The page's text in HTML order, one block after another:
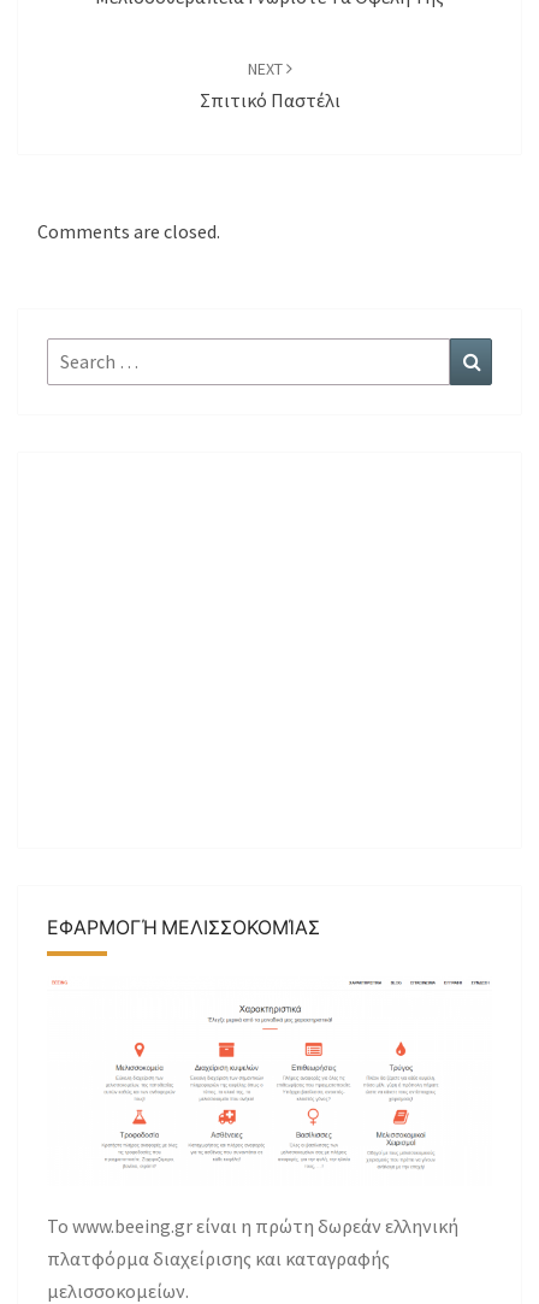
NEXT
Σπιτικό Παστέλι
Comments are closed.
Search
for:
ΕΦΑΡΜΟΓΉ ΜΕΛΙΣΣΟΚΟΜΊΑΣ
Το www.beeing.gr είναι η πρώτη δωρεάν ελληνική
πλατφόρμα διαχείρισης και καταγραφής
μελισσοκομείων.